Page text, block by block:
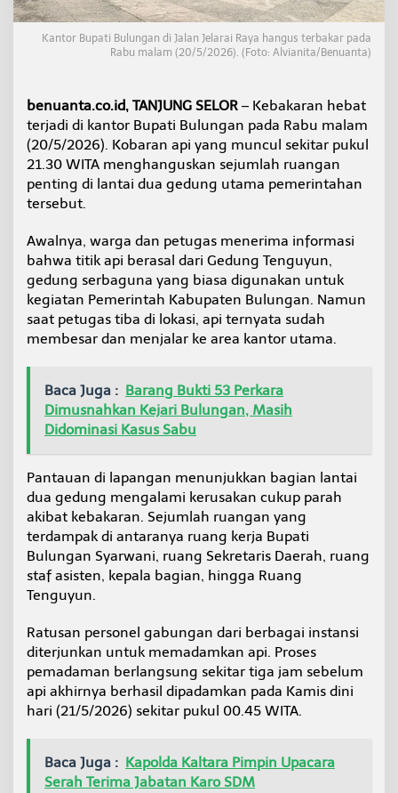
t
i
B
u
n
g
a
n
M
a
D
i
s
e
l
d
i
K
e
o
l
s
i
a
n
Kantor Bupati Bulungan di Jalan Jelarai Raya hangus terbakar pada
Rabu malam (20/5/2026). (Foto: Alvianita/Benuanta)
benuanta.co.id, TANJUNG SELOR – Kebakaran hebat
terjadi di kantor Bupati Bulungan pada Rabu malam
(20/5/2026). Kobaran api yang muncul sekitar pukul
21.30 WITA menghanguskan sejumlah ruangan
penting di lantai dua gedung utama pemerintahan
tersebut.
Awalnya, warga dan petugas menerima informasi
bahwa titik api berasal dari Gedung Tenguyun,
gedung serbaguna yang biasa digunakan untuk
kegiatan Pemerintah Kabupaten Bulungan. Namun
saat petugas tiba di lokasi, api ternyata sudah
membesar dan menjalar ke area kantor utama.
Baca Juga : Barang Bukti 53 Perkara
Dimusnahkan Kejari Bulungan, Masih
Didominasi Kasus Sabu
Pantauan di lapangan menunjukkan bagian lantai
dua gedung mengalami kerusakan cukup parah
akibat kebakaran. Sejumlah ruangan yang
terdampak di antaranya ruang kerja Bupati
Bulungan Syarwani, ruang Sekretaris Daerah, ruang
staf asisten, kepala bagian, hingga Ruang
Tenguyun.
Ratusan personel gabungan dari berbagai instansi
diterjunkan untuk memadamkan api. Proses
pemadaman berlangsung sekitar tiga jam sebelum
api akhirnya berhasil dipadamkan pada Kamis dini
hari (21/5/2026) sekitar pukul 00.45 WITA.
Baca Juga : Kapolda Kaltara Pimpin Upacara
Serah Terima Jabatan Karo SDM